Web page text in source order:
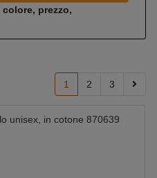
colore, prezzo,
1 2 3
unisex, in cotone 870639